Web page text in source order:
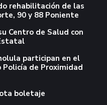
rehabilitación de las
90 y 88 Poniente
Centro de Salud con
participan en el
de Proximidad
boletaje